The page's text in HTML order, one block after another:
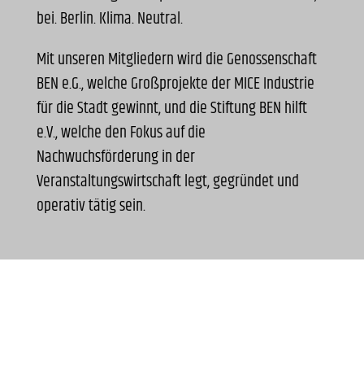
bei. Berlin. Klima. Neutral.
Mit unseren Mitgliedern wird die Genossenschaft
BEN e.G., welche Großprojekte der MICE Industrie
für die Stadt gewinnt, und die Stiftung BEN hilft
e.V., welche den Fokus auf die
Nachwuchsförderung in der
Veranstaltungswirtschaft legt, gegründet und
operativ tätig sein.